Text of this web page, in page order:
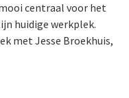
centraal voor het
huidige werkplek.
met Jesse Broekhuis,